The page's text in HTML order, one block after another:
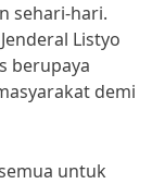
sehari-hari.
Listyo
berupaya
demi
untuk